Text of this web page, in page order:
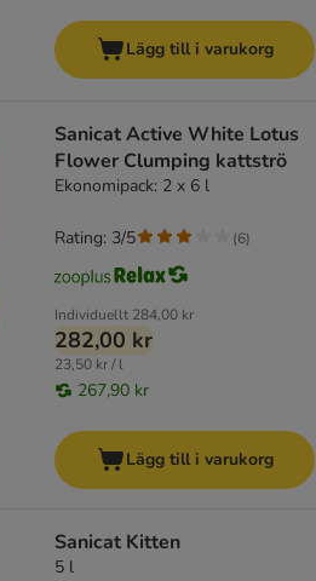
Lägg till i varukorg
Sanicat Active White Lotus
Flower Clumping kattströ
Ekonomipack: 2 x 6 l
Individuellt 284,00 kr
282,00 kr
23,50 kr / l
267,90 kr
Rating: 3/5 (6)
Lägg till i varukorg
Sanicat Kitten
5 l